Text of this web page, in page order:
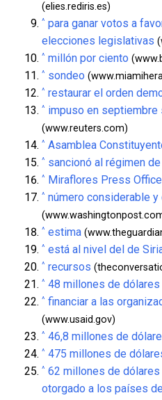
(elies.rediris.es)
^ para ganar votos a
elecciones legislativas
^ millón por ciento
^ sondeo
^ restaurar el orden
^ impuso en septiembre
(www.reuters.com)
^ Asamblea
^ sancionó al régimen
^ Miraflores Press
^ número considerable
^ estima
^ está al nivel del de
^ recursos
^ 48 millones de dólares
^ financiar a las
(www.usaid.gov)
^ 46,8 millones de
^ 475 millones de
^ 62 millones de dólares
otorgado a los países